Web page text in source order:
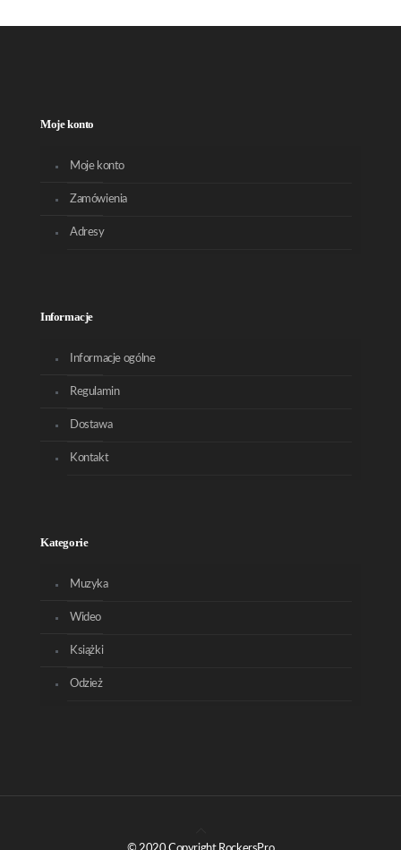
Moje konto
Moje konto
Zamówienia
Adresy
Informacje
Informacje ogólne
Regulamin
Dostawa
Kontakt
Kategorie
Muzyka
Wideo
Książki
Odzież